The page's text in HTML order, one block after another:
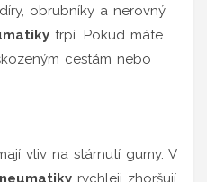
obrubníky a nerovný
trpí. Pokud máte
cestám nebo
vliv na stárnutí gumy. V
rychleji zhoršují.